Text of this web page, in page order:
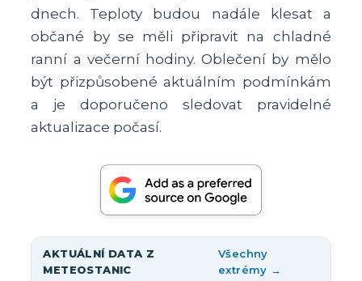
dnech. Teploty budou nadále klesat a
občané by se měli připravit na chladné
ranní a večerní hodiny. Oblečení by mělo
být přizpůsobené aktuálním podmínkám
a je doporučeno sledovat pravidelné
aktualizace počasí.
AKTUÁLNÍ DATA Z
METEOSTANIC
Všechny
extrémy →